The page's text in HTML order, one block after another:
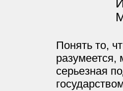
Понять то,
разумеется,
серьезная